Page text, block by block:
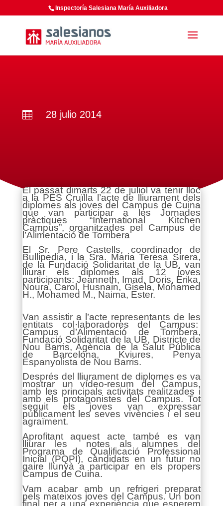
Inspectoría Salesiana María Auxiliadora
 28 julio 2014
El passat dimarts 22 de juliol va tenir lloc
a la PES Cruïlla l’acte de lliurament dels
diplomes als joves del Campus de Cuina
que van participar a les Jornades
pràctiques “International Kitchen
Campus”, organitzades pel Campus de
l’Alimentació de Torribera
El Sr. Pere Castells, coordinador de
Bullipedia, i la Sra. Maria Teresa Sirera,
de la Fundació Solidaritat de la UB, van
lliurar els diplomes als 12 joves
participants: Jeanneth, Imad, Doris, Erika,
Noura, Carol, Husnain, Gisela, Mohamed
H., Mohamed M., Naima, Ester.
Van assistir a l’acte representants de les
entitats col·laboradores del Campus:
Campus d’Alimentació de Torribera,
Fundació Solidaritat de la UB, Districte de
Nou Barris, Agència de la Salut Pública
de Barcelona, Kviures, Penya
Espanyolista de Nou Barris.
Després del lliurament de diplomes es va
mostrar un vídeo-resum del Campus,
amb les principals activitats realitzades i
amb els protagonistes del Campus. Tot
seguit els joves van expressar
públicament les seves vivències i el seu
agraïment.
Aprofitant aquest acte també es van
lliurar les notes als alumnes del
Programa de Qualificació Professional
Inicial (PQPI), candidats en un futur no
gaire llunyà a participar en els propers
Campus de Cuina.
Vam acabar amb un refrigeri preparat
pels mateixos joves del Campus. Un bon
final per a una experiència que esperem